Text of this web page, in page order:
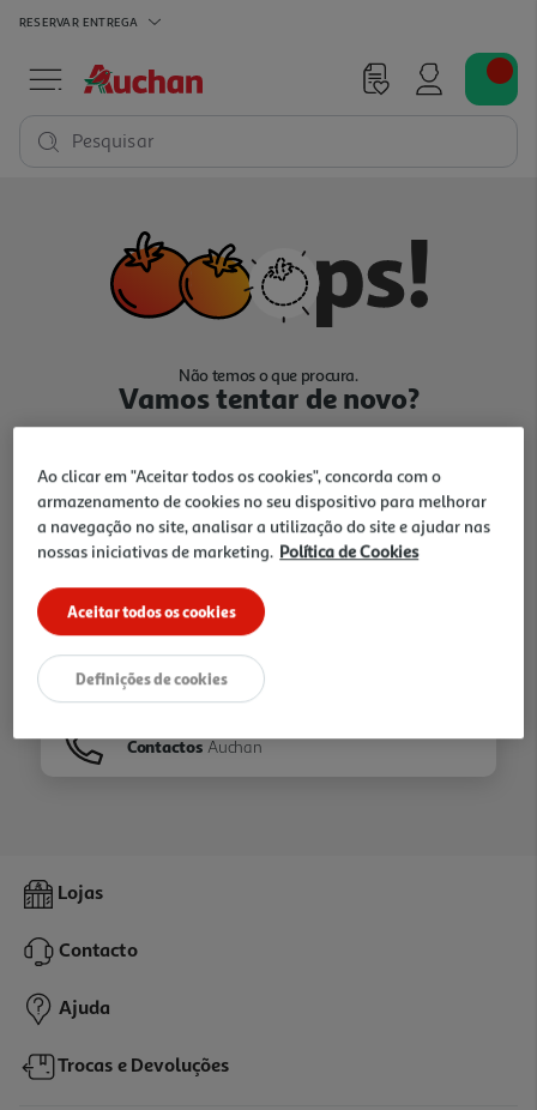
RESERVAR ENTREGA
Pesquisar
Não temos o que procura.
Vamos tentar de novo?
Ir para Homepage
Folhetos
Contactos Auchan
Lojas
Contacto
Ajuda
Trocas e Devoluções
Ao clicar em "Aceitar todos os cookies", concorda com o
armazenamento de cookies no seu dispositivo para melhorar
a navegação no site, analisar a utilização do site e ajudar nas
nossas iniciativas de marketing. Política de Cookies
Aceitar todos os cookies
Definições de cookies